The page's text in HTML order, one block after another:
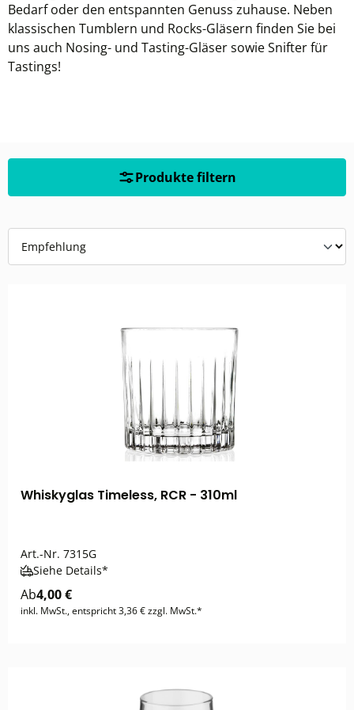
Bedarf oder den entspannten Genuss zuhause. Neben
klassischen Tumblern und Rocks-Gläsern finden Sie bei
uns auch Nosing- und Tasting-Gläser sowie Snifter für
Tastings!
Produkte filtern
Whiskyglas Timeless, RCR - 310ml
Art.-Nr. 7315G
Siehe Details*
Ab4,00 €
inkl. MwSt., entspricht 3,36 € zzgl. MwSt.*